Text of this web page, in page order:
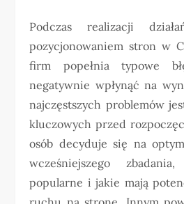
Podczas realizacji
pozycjonowaniem stron w
firm popełnia typowe
negatywnie wpłynąć na
najczęstszych problemów
kluczowych przed
osób decyduje się na
wcześniejszego
popularne i jakie mają